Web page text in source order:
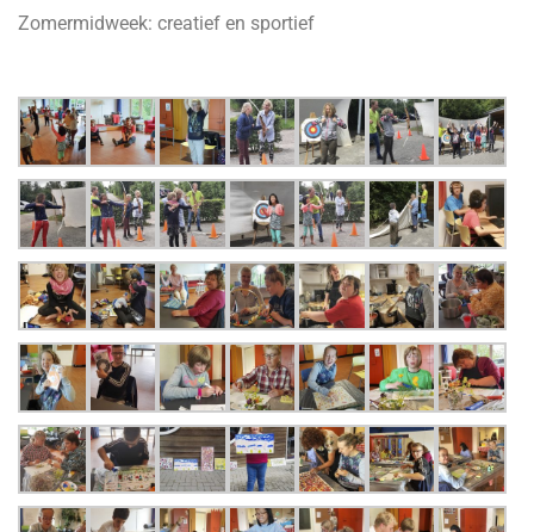
Zomermidweek: creatief en sportief